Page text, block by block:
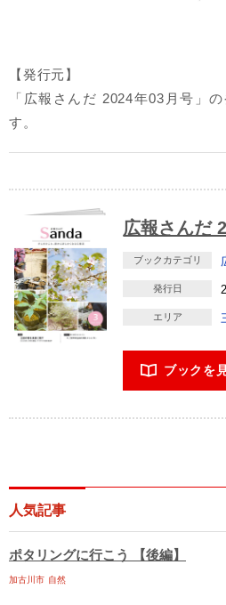
【発行元】
「広報さんだ 2024年03月号」
す。
広報さんだ
ブックカテゴリ
発行日
エリア
ブックを
人気記事
ポタリングに行こう 【後編】
加古川市 自然